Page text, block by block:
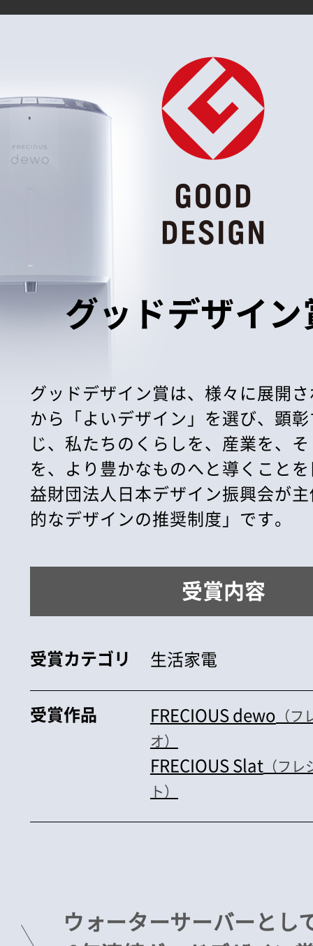
グッドデザイン
グッドデザイン賞は、様々に展開
から「よいデザイン」を選び、顕
じ、私たちのくらしを、産業を、
を、より豊かなものへと導くこと
益財団法人日本デザイン振興会が
的なデザインの推奨制度」です。
受賞内容
受賞カテゴリ 生活家電
受賞作品 FRECIOUS dewo （フ
オ）
FRECIOUS Slat（フレ
ト）
ウォーターサーバーとし